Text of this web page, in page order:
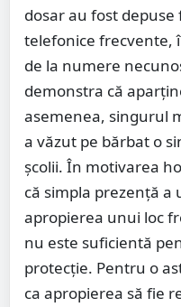
dosar au fost
telefonice frecvente,
de la numere
demonstra că
asemenea, singurul
a văzut pe bărbat o
școlii. În motivarea
că simpla prezență a
apropierea unui loc
nu este suficientă
protecție. Pentru o
ca apropierea să fie